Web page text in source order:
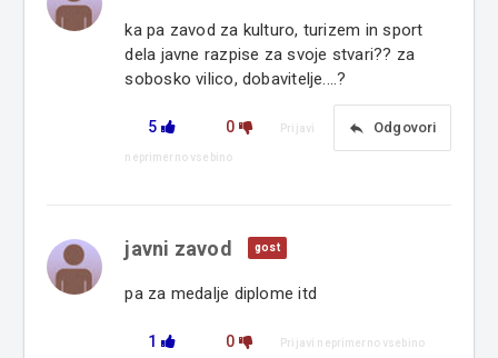
ka pa zavod za kulturo, turizem in sport
dela javne razpise za svoje stvari?? za
sobosko vilico, dobavitelje....?
5 0 reply Odgovori
Prijavi
neprimerno vsebino
javni zavod gost
pa za medalje diplome itd
1 0 Prijavi neprimerno vsebino